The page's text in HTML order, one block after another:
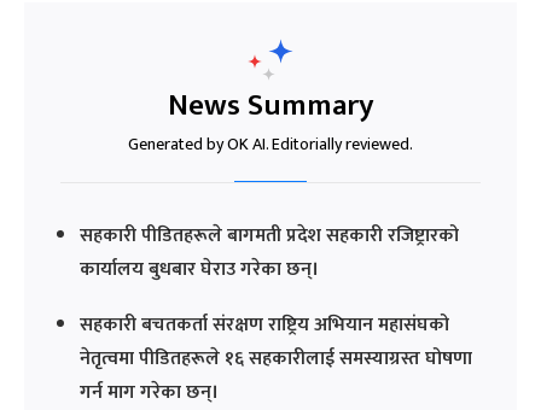
News Summary
Generated by OK AI. Editorially reviewed.
सहकारी पीडितहरूले बागमती प्रदेश सहकारी रजिष्ट्रारको
कार्यालय बुधबार घेराउ गरेका छन्।
सहकारी बचतकर्ता संरक्षण राष्ट्रिय अभियान महासंघको
नेतृत्वमा पीडितहरूले १६ सहकारीलाई समस्याग्रस्त घोषणा
गर्न माग गरेका छन्।